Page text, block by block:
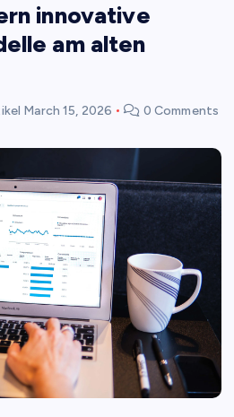
innovative
am alten
March 15, 2026 0 Comments